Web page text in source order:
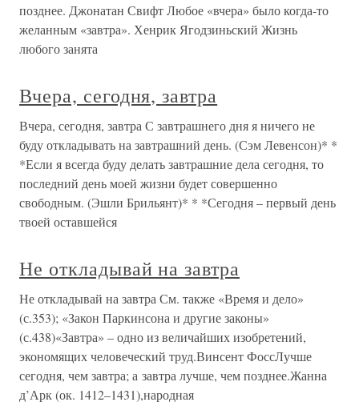
позднее. Джонатан Свифт Любое «вчера» было когда-то
желанным «завтра». Хенрик Ягодзиньский Жизнь
любого занята
Вчера, сегодня, завтра
Вчера, сегодня, завтра С завтрашнего дня я ничего не
буду откладывать на завтрашний день. (Сэм Левенсон)* *
*Если я всегда буду делать завтрашние дела сегодня, то
последний день моей жизни будет совершенно
свободным. (Эшли Брильянт)* * *Сегодня – первый день
твоей оставшейся
Не откладывай на завтра
Не откладывай на завтра См. также «Время и дело»
(с.353); «Закон Паркинсона и другие законы»
(с.438)«Завтра» – одно из величайших изобретений,
экономящих человеческий труд.Винсент ФоссЛучше
сегодня, чем завтра; а завтра лучше, чем позднее.Жанна
д’Арк (ок. 1412–1431),народная